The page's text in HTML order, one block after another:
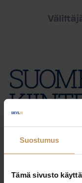
Suostumus
Tämä sivusto